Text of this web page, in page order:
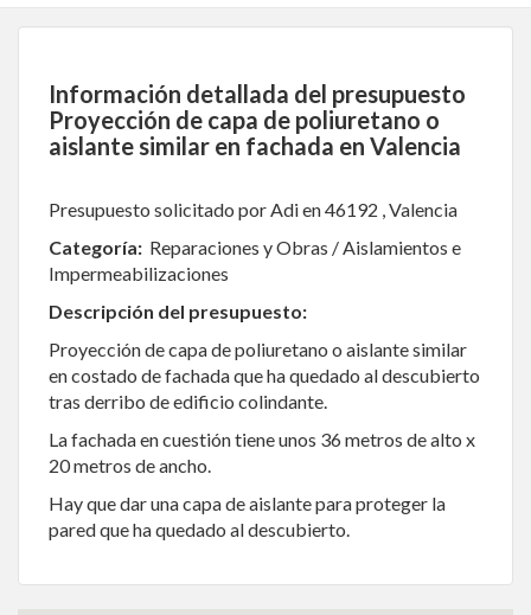
Información detallada del presupuesto
Proyección de capa de poliuretano o
aislante similar en fachada en Valencia
Presupuesto solicitado por Adi en 46192 , Valencia
Categoría: Reparaciones y Obras / Aislamientos e
Impermeabilizaciones
Descripción del presupuesto:
Proyección de capa de poliuretano o aislante similar
en costado de fachada que ha quedado al descubierto
tras derribo de edificio colindante.
La fachada en cuestión tiene unos 36 metros de alto x
20 metros de ancho.
Hay que dar una capa de aislante para proteger la
pared que ha quedado al descubierto.